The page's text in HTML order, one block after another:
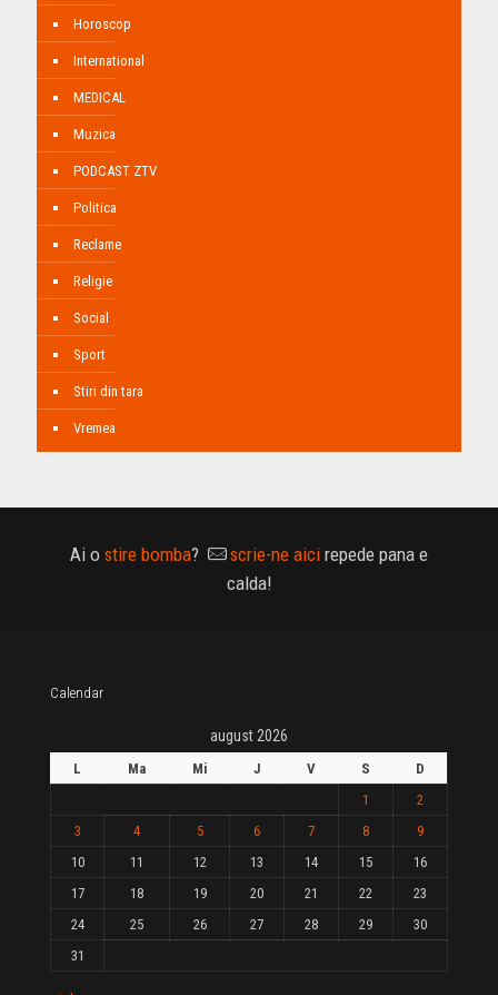
Horoscop
International
MEDICAL
Muzica
PODCAST ZTV
Politica
Reclame
Religie
Social
Sport
Stiri din tara
Vremea
Ai o stire bomba? scrie-ne aici repede pana e
calda!
Calendar
august 2026
L Ma Mi J V S
D
1
2
3
4 5 6 7 8
9
10
11 12 13 14 15
16
17
18 19 20 21 22
23
24
25 26 27 28 29
30
31